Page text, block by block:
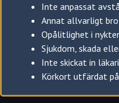
Inte anpassat
Annat allvarligt
Opålitlighet i
Sjukdom, skada
Inte skickat in
Körkort utfärdat